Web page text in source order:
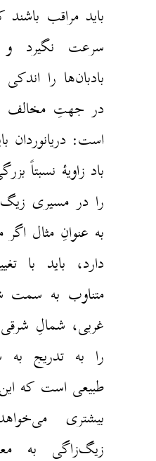
باید مراقب
سرعت نگیرد
بادبان‌ها را
در جهتِ مخالف
است: دریانوردان
باد زاویهٔ نسبتاً
را در مسیری
به عنوانِ مثال
دارد، باید با
متناوب به سمت
غربی، شمالِ
را به تدریج
طبیعی است که
بیشتری
زیگ‌زاگی به